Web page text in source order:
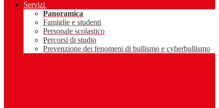
Servizi
Panoramica
Famiglie e studenti
Personale scolastico
Percorsi di studio
Prevenzione dei fenomeni di bullismo e cyberbullismo